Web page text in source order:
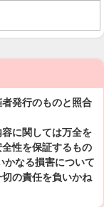
発行のものと照合
に関しては万全を
性を保証するもの
かなる損害について
の責任を負いかね